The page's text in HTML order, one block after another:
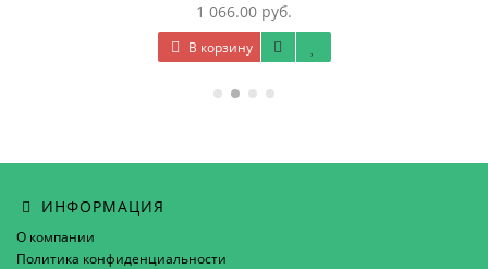
1 066.00 руб.
В корзину
ИНФОРМАЦИЯ
О компании
Политика конфиденциальности